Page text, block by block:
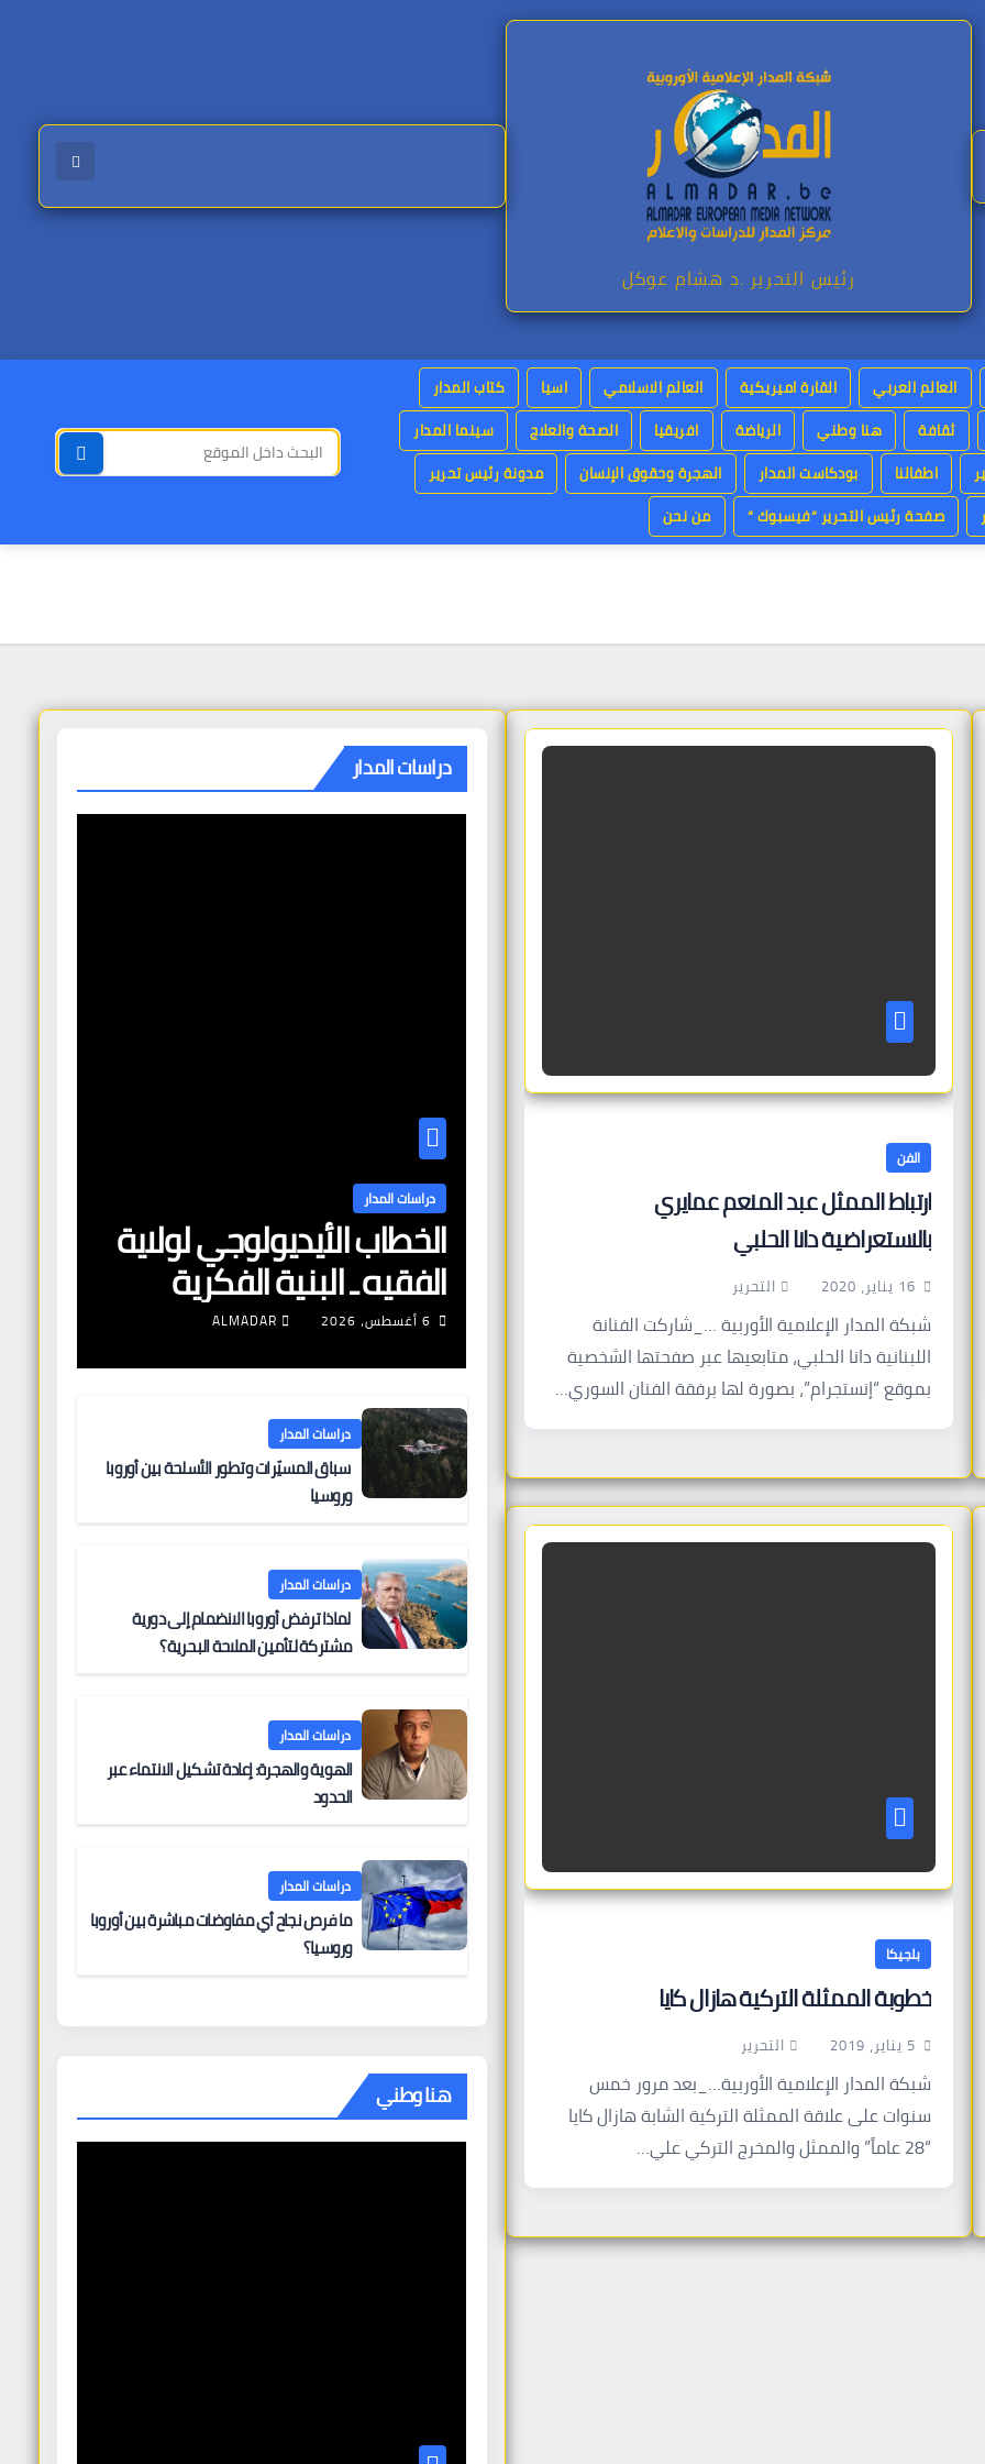
رئيس التحرير .د هشام عوكل
العالم العربي القارة اميريكية العالم الاسلامي اسيا
كتاب المدار
ثقافة
هنا وطني الرياضة افريقيا الصحة والعلاج
سينما المدار
اطفالنا بودكاست المدار الهجرة وحقوق الإنسان
مدونة رئيس تحرير
صفحة رئيس التحرير “فيسبوك “ من نحن
الفن
ارتباط الممثل عبد المنعم عمايري
بالاستعراضية دانا الحلبي
16 يناير، 2020 التحرير
شبكة المدار الإعلامية الأوربية …_شاركت الفنانة
اللبنانية دانا الحلبي، متابعيها عبر صفحتها الشخصية
بموقع “إنستجرام”، بصورة لها برفقة الفنان السوري…
بلجيكا
خطوبة الممثلة التركية هازال كايا
5 يناير، 2019 التحرير
شبكة المدار الإعلامية الأوربية…_بعد مرور خمس
سنوات على علاقة الممثلة التركية الشابة هازال كايا
“28 عاماً” والممثل والمخرج التركي علي…
دراسات المدار
دراسات المدار
الخطاب الأيديولوجي لولاية
الفقيه ـ البنية الفكرية
وآليات التعبئة
6 أغسطس، 2026 ALMADAR
دراسات المدار
سباق المسيّرات وتطور الأسلحة بين أوروبا
وروسيا
دراسات المدار
لماذا ترفض أوروبا الانضمام إلى دورية
مشتركة لتأمين الملاحة البحرية؟
دراسات المدار
الهوية والهجرة: إعادة تشكيل الانتماء عبر
الحدود
دراسات المدار
ما فرص نجاح أي مفاوضات مباشرة بين أوروبا
وروسيا؟
هنا وطني